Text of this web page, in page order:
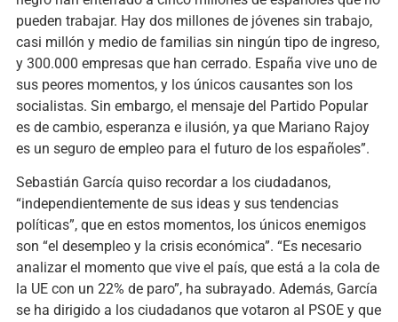
pueden trabajar. Hay dos millones de jóvenes sin trabajo,
casi millón y medio de familias sin ningún tipo de ingreso,
y 300.000 empresas que han cerrado. España vive uno de
sus peores momentos, y los únicos causantes son los
socialistas. Sin embargo, el mensaje del Partido Popular
es de cambio, esperanza e ilusión, ya que Mariano Rajoy
es un seguro de empleo para el futuro de los españoles”.
Sebastián García quiso recordar a los ciudadanos,
“independientemente de sus ideas y sus tendencias
políticas”, que en estos momentos, los únicos enemigos
son “el desempleo y la crisis económica”. “Es necesario
analizar el momento que vive el país, que está a la cola de
la UE con un 22% de paro”, ha subrayado. Además, García
se ha dirigido a los ciudadanos que votaron al PSOE y que